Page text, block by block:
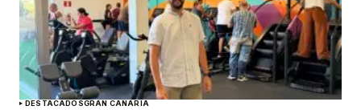
DESTACADOSGRAN CANARIA